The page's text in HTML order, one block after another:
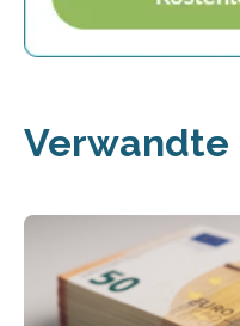
Verwandte